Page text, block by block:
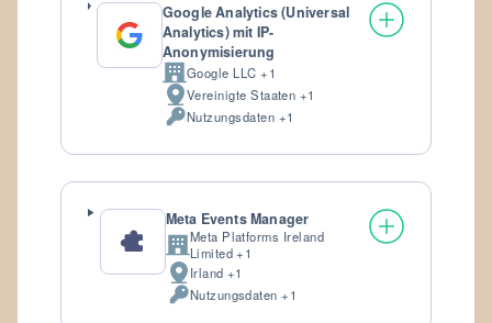
Google Analytics (Universal
Analytics) mit IP-
Anonymisierung
Firma:Google LLC +1
Verarbeitungsort:
Vereinigte Staaten +1
Verarbeitete
Daten:
Nutzungsdaten +1
Meta Events Manager
Firma:
Meta Platforms Ireland
Limited +1
Verarbeitungsort:
Irland +1
Verarbeitete
Nutzungsdaten +1